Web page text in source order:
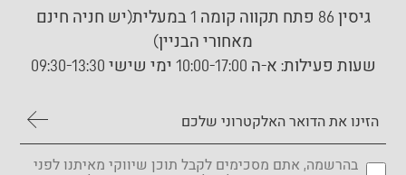
גיסין 86 פתח תקווה קומה 1 במעלית(יש חניה חינם
מאחורי הבניין)
שעות פעילות: א-ה 10:00-17:00 ימי שישי 09:30-13:30
בהרשמה, אתם מסכימים לקבל תוכן שיווקי מאיתנו לפני